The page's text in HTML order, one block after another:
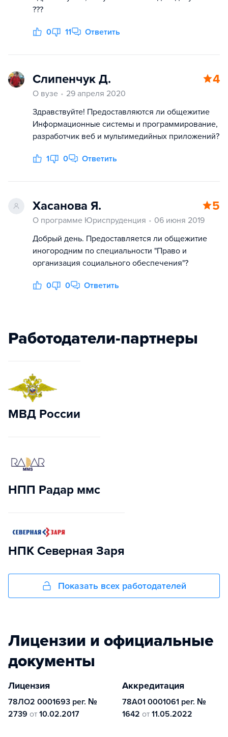
???
0 11 Ответить
Слипенчук Д. 4
О вузе
29 апреля 2020
Здравствуйте! Предоставляются ли общежитие
Информационные системы и программирование,
разработчик веб и мультимедийных приложений?
1 0 Ответить
Хасанова Я. 5
О программе Юриспруденция
06 июня 2019
Добрый день. Предоставляется ли общежитие
иногородним по специальности "Право и
организация социального обеспечения"?
0 0 Ответить
Работодатели-партнеры
МВД России
НПП Радар ммс
НПК Северная Заря
Показать всех работодателей
Лицензии и официальные
документы
Лицензия
78ЛО2 0001693 рег. №
2739 от 10.02.2017
Аккредитация
78А01 0001061 рег. №
1642 от 11.05.2022